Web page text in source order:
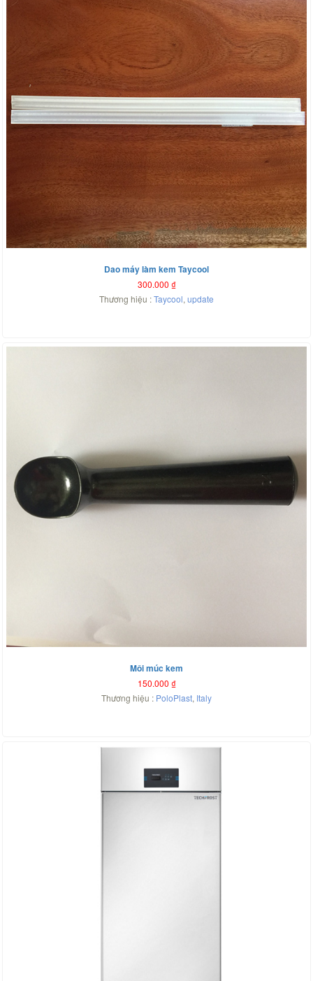
Dao máy làm kem Taycool
300.000 ₫
Thương hiệu :Taycool, update
Môi múc kem
150.000 ₫
Thương hiệu : PoloPlast, Italy